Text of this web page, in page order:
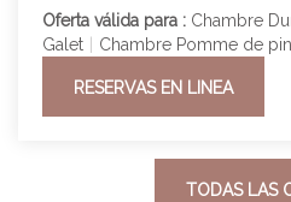
Oferta válida para : Chambre
Galet
Chambre Pomme de pin
RESERVAS EN LINEA
TODAS LAS